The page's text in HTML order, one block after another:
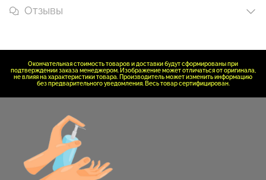
Отзывы
Окончательная стоимость товаров и доставки будут сформированы при
подтверждении заказа менеджером. Изображение может отличаться от оригинала,
не влияя на характеристики товара. Производитель может изменить информацию
без предварительного уведомления. Весь товар сертифицирован.